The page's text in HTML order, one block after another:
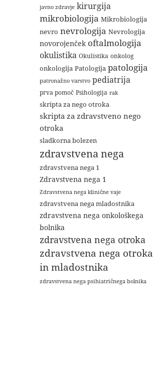
javno zdravje kirurgija
mikrobiologija Mikrobiologija
nevro nevrologija Nevrologija
novorojenček oftalmologija
okulistika Okulistika onkolog
onkologija Patologija patologija
patronažno varstvo pediatrija
prva pomoč Psihologija rak
skripta za nego otroka
skripta za zdravstveno nego
otroka
sladkorna bolezen
zdravstvena nega
zdravstvena nega 1
Zdravstvena nega 1
Zdravstvena nega klinične vaje
zdravstvena nega mladostnika
zdravstvena nega onkološkega
bolnika
zdravstvena nega otroka
zdravstvena nega otroka
in mladostnika
zdravstvena nega psihiatričnega bolnika